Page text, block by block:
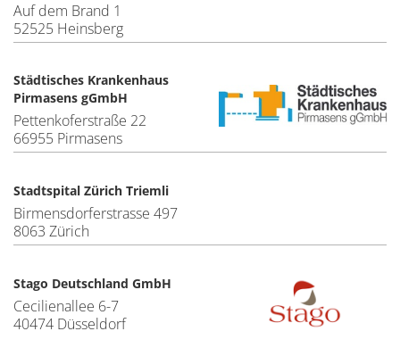
Auf dem Brand 1
52525 Heinsberg
Städtisches Krankenhaus
Pirmasens gGmbH
Pettenkoferstraße 22
66955 Pirmasens
Stadtspital Zürich Triemli
Birmensdorferstrasse 497
8063 Zürich
Stago Deutschland GmbH
Cecilienallee 6-7
40474 Düsseldorf